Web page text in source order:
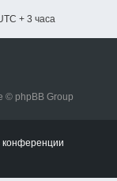
+ 3 часа
© phpBB Group
конференции